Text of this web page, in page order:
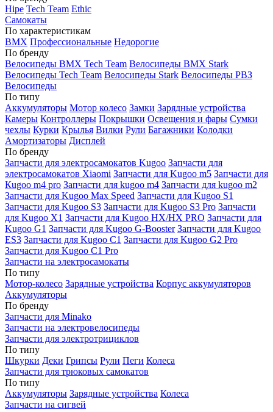
Hipe Tech Team Ethic
Самокаты
По характеристикам
BMX Профессиональные Недорогие
По бренду
Велосипеды BMX Tech Team Велосипеды BMX Stark
Велосипеды Tech Team Велосипеды Stark Велосипеды РВЗ
Велосипеды
По типу
Аккумуляторы Мотор колесо Замки Зарядные устройства
Камеры Контроллеры Покрышки Освещения и фары Сумки
чехлы Курки Крылья Вилки Рули Багажники Колодки
Амортизаторы Дисплей
По бренду
Запчасти для электросамокатов Kugoo Запчасти для
электросамокатов Xiaomi Запчасти для Kugoo m5 Запчасти для
Кugoo m4 pro Запчасти для kugoo m4 Запчасти для kugoo m2
Запчасти для Kugoo Max Speed Запчасти для Kugoo S1
Запчасти для Kugoo S3 Запчасти для Kugoo S3 Pro Запчасти
для Kugoo X1 Запчасти для Kugoo HX/HX PRO Запчасти для
Kugoo G1 Запчасти для Kugoo G-Booster Запчасти для Kugoo
ES3 Запчасти для Kugoo C1 Запчасти для Kugoo G2 Pro
Запчасти для Kugoo C1 Pro
Запчасти на электросамокаты
По типу
Мотор-колесо Зарядные устройства Корпус аккумуляторов
Аккумуляторы
По бренду
Запчасти для Minako
Запчасти на электровелосипеды
Запчасти для электротрициклов
По типу
Шкурки Деки Грипсы Рули Пеги Колеса
Запчасти для трюковых самокатов
По типу
Аккумуляторы Зарядные устройства Колеса
Запчасти на сигвей